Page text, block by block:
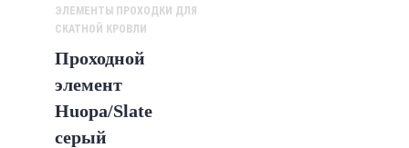
ЭЛЕМЕНТЫ ПРОХОДКИ ДЛЯ
СКАТНОЙ КРОВЛИ
Проходной
элемент
Huopa/Slate
серый